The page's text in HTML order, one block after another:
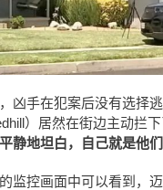
凶手在犯案后没有选择
）居然在街边主动拦
静地坦白，自己就是他们
监控画面中可以看到，